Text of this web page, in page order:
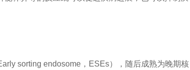
sorting endosome，ESEs），随后成熟为晚期核